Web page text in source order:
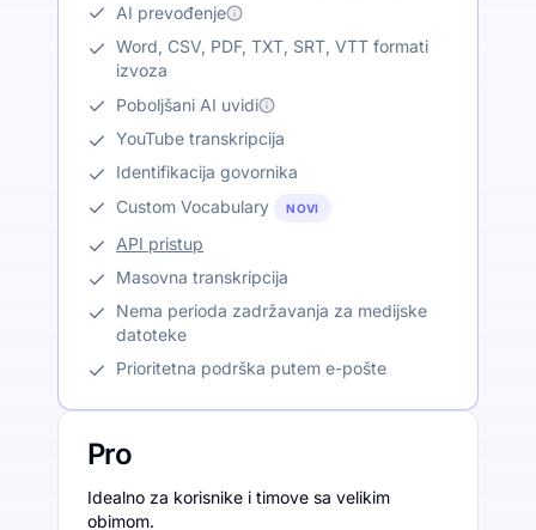
AI prevođenje
Word, CSV, PDF, TXT, SRT, VTT formati
izvoza
Poboljšani AI uvidi
YouTube transkripcija
Identifikacija govornika
Custom Vocabulary
NOVI
API pristup
Masovna transkripcija
Nema perioda zadržavanja za medijske
datoteke
Prioritetna podrška putem e-pošte
Pro
Idealno za korisnike i timove sa velikim
obimom.